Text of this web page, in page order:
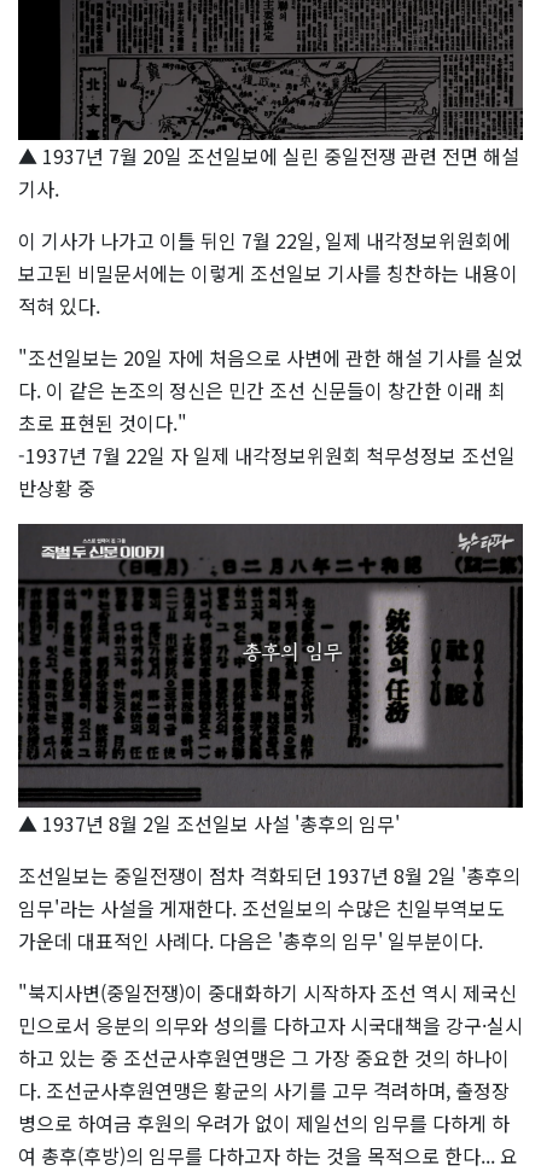
▲ 1937년 7월 20일 조선일보에 실린 중일전쟁 관련 전면 해설
기사.
이 기사가 나가고 이틀 뒤인 7월 22일, 일제 내각정보위원회에
보고된 비밀문서에는 이렇게 조선일보 기사를 칭찬하는 내용이
적혀 있다.
"조선일보는 20일 자에 처음으로 사변에 관한 해설 기사를 실었
다. 이 같은 논조의 정신은 민간 조선 신문들이 창간한 이래 최
초로 표현된 것이다."
-1937년 7월 22일 자 일제 내각정보위원회 척무성정보 조선일
반상황 중
▲ 1937년 8월 2일 조선일보 사설 '총후의 임무'
조선일보는 중일전쟁이 점차 격화되던 1937년 8월 2일 '총후의
임무'라는 사설을 게재한다. 조선일보의 수많은 친일부역보도
가운데 대표적인 사례다. 다음은 '총후의 임무' 일부분이다.
"북지사변(중일전쟁)이 중대화하기 시작하자 조선 역시 제국신
민으로서 응분의 의무와 성의를 다하고자 시국대책을 강구·실시
하고 있는 중 조선군사후원연맹은 그 가장 중요한 것의 하나이
다. 조선군사후원연맹은 황군의 사기를 고무 격려하며, 출정장
병으로 하여금 후원의 우려가 없이 제일선의 임무를 다하게 하
여 총후(후방)의 임무를 다하고자 하는 것을 목적으로 한다... 요